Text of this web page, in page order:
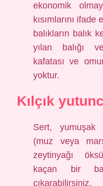
ekonomik
kısımlarını
balıkların balık
yılan balığı
kafatası ve
yoktur.
Kılçık
Sert, yumuşak
(muz veya
zeytinyağı
kaçan bir
çıkarabilirsiniz.